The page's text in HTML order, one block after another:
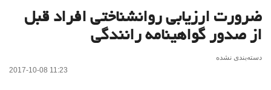
ضرورت ارزیابی روانشناختی افراد قبل
از صدور گواهینامه رانندگی
دسته‌بندی نشده
2017-10-08 11:23